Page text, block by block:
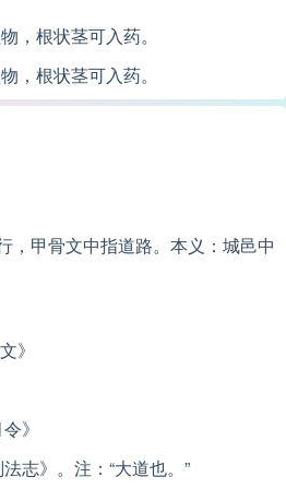
，根状茎可入药。
，根状茎可入药。
，甲骨文中指道路。本义：城邑中
》
》
志》。注：“大道也。”